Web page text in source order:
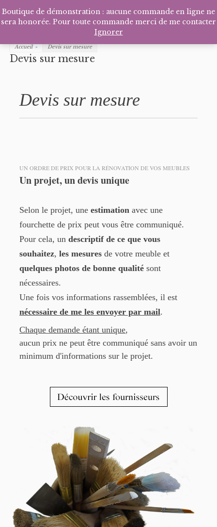
Facebook
Pinterest
Tél
Accueil » Devis sur mesure
Devis sur mesure
Devis sur mesure
UN ORDRE DE PRIX POUR LA RÉNOVATION DE VOS MEUBLES
Un projet, un devis unique
Selon le projet, une estimation avec une
fourchette de prix peut vous être communiqué.
Pour cela, un descriptif de ce que vous
souhaitez, les mesures de votre meuble et
quelques photos de bonne qualité sont
nécessaires.
Une fois vos informations rassemblées, il est
nécessaire de me les envoyer par mail.
Chaque demande étant unique,
aucun prix ne peut être communiqué sans avoir un
minimum d'informations sur le projet.
Boutique de démonstration : aucune commande en ligne ne
sera honorée. Pour toute commande merci de me contacter
Ignorer